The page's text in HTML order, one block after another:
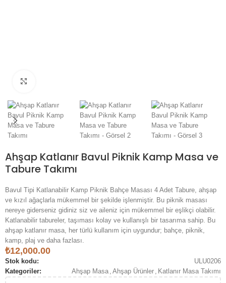
Ahşap Katlanır Bavul Piknik Kamp Masa ve
Tabure Takımı
Bavul Tipi Katlanabilir Kamp Piknik Bahçe Masası 4 Adet Tabure, ahşap
ve kızıl ağaçlarla mükemmel bir şekilde işlenmiştir. Bu piknik masası
nereye giderseniz gidiniz siz ve aileniz için mükemmel bir eşlikçi olabilir.
Katlanabilir tabureler, taşıması kolay ve kullanışlı bir tasarıma sahip. Bu
ahşap katlanır masa, her türlü kullanım için uygundur; bahçe, piknik,
kamp, plaj ve daha fazlası.
₺12,000.00
Stok kodu:
ULU0206
Kategoriler:
Ahşap Masa , Ahşap Ürünler , Katlanır Masa Takımı